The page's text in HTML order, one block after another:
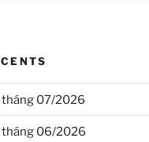
tháng 07/2026
tháng 06/2026